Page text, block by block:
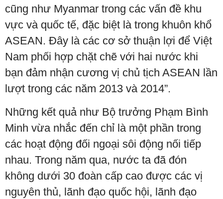
cũng như Myanmar trong các vấn đề khu
vực và quốc tế, đặc biệt là trong khuôn khổ
ASEAN. Đây là các cơ sở thuận lợi để Việt
Nam phối hợp chặt chẽ với hai nước khi
bạn đảm nhận cương vị chủ tịch ASEAN lần
lượt trong các năm 2013 và 2014”.
Những kết quả như Bộ trưởng Phạm Bình
Minh vừa nhắc đến chỉ là một phần trong
các hoạt động đối ngoại sôi động nối tiếp
nhau. Trong năm qua, nước ta đã đón
không dưới 30 đoàn cấp cao được các vị
nguyên thủ, lãnh đạo quốc hội, lãnh đạo